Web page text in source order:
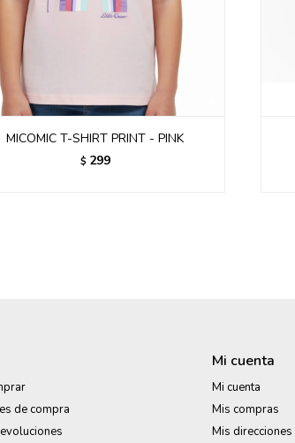
MICOMIC T-SHIRT PRINT - PINK
$ 299
de compra
Mi cuenta
Mi cuenta
Mis compras
Mis direcciones